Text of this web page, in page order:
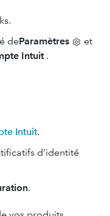
deParamètres
et
Intuit.
Intuit.
d’identité
.